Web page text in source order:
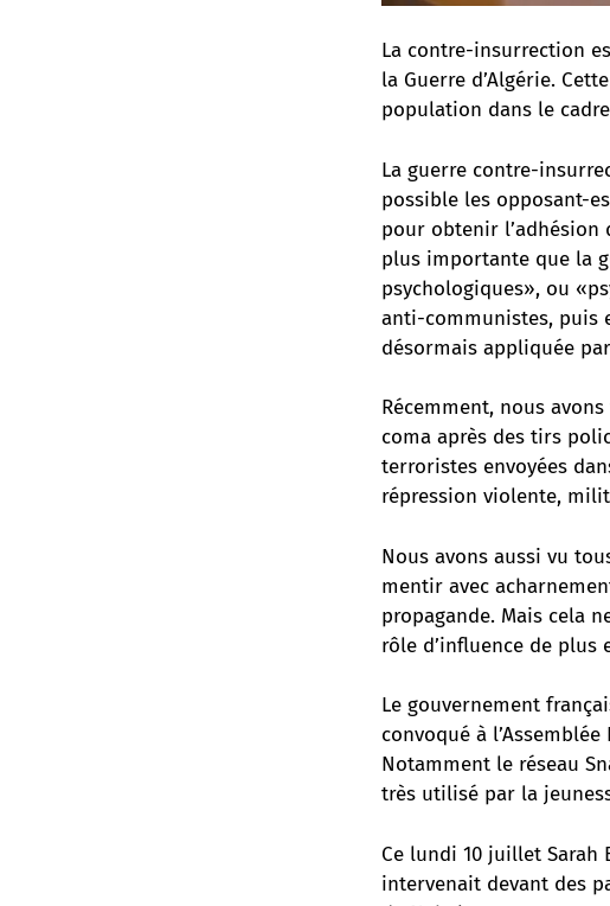
La contre-insurrection
la Guerre d’Algérie.
population dans le
La guerre contre-
possible les opposant-
pour obtenir l’adhésion
plus importante que la
psychologiques», ou
anti-communistes, puis
désormais appliquée
Récemment, nous
coma après des tirs
terroristes envoyées
répression violente,
Nous avons aussi vu
mentir avec
propagande. Mais cela
rôle d’influence de
Le gouvernement
convoqué à
Notamment le réseau
très utilisé par la
Ce lundi 10 juillet Sarah
intervenait devant des